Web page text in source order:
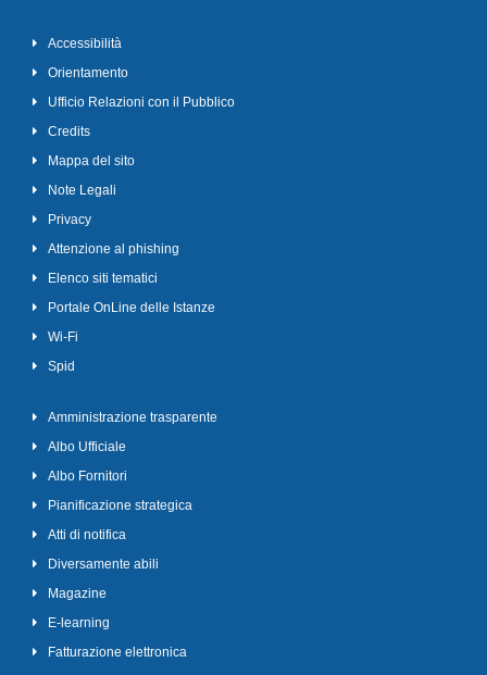
Accessibilità
Orientamento
Ufficio Relazioni con il Pubblico
Credits
Mappa del sito
Note Legali
Privacy
Attenzione al phishing
Elenco siti tematici
Portale OnLine delle Istanze
Wi-Fi
Spid
Amministrazione trasparente
Albo Ufficiale
Albo Fornitori
Pianificazione strategica
Atti di notifica
Diversamente abili
Magazine
E-learning
Fatturazione elettronica